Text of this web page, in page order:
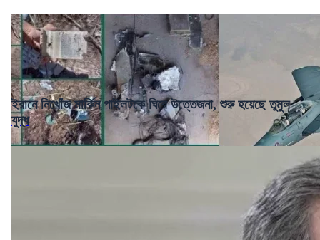
ইরানে নিখোঁজ মার্কিন পাইলটকে ঘিরে উত্তেজনা, শুরু হয়েছে তুমুল
যুদ্ধ